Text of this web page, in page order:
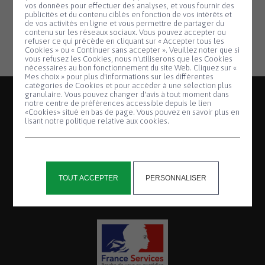
Panneau de gestion des cookies
vos données pour effectuer des analyses, et vous fournir des
publicités et du contenu ciblés en fonction de vos intérêts et
de vos activités en ligne et vous permettre de partager du
contenu sur les réseaux sociaux. Vous pouvez accepter ou
refuser ce qui précède en cliquant sur « Accepter tous les
Cookies » ou « Continuer sans accepter ». Veuillez noter que si
vous refusez les Cookies, nous n'utiliserons que les Cookies
nécessaires au bon fonctionnement du site Web. Cliquez sur «
Mes choix » pour plus d'informations sur les différentes
catégories de Cookies et pour accéder à une sélection plus
granulaire. Vous pouvez changer d'avis à tout moment dans
notre centre de préférences accessible depuis le lien
«Cookies» situé en bas de page. Vous pouvez en savoir plus en
lisant notre politique relative aux cookies.
TOUT ACCEPTER PERSONNALISER
Saint-Thégonnec
29410 Saint-Thégonnec Loc-Éguiner